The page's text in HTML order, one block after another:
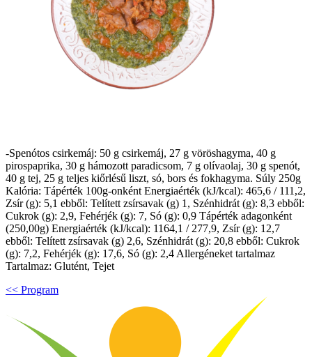
-Spenótos csirkemáj: 50 g csirkemáj, 27 g vöröshagyma, 40 g
pirospaprika, 30 g hámozott paradicsom, 7 g olívaolaj, 30 g spenót,
40 g tej, 25 g teljes kiőrlésű liszt, só, bors és fokhagyma. Súly 250g
Kalória: Tápérték 100g-onként Energiaérték (kJ/kcal): 465,6 / 111,2,
Zsír (g): 5,1 ebből: Telített zsírsavak (g) 1, Szénhidrát (g): 8,3 ebből:
Cukrok (g): 2,9, Fehérjék (g): 7, Só (g): 0,9 Tápérték adagonként
(250,00g) Energiaérték (kJ/kcal): 1164,1 / 277,9, Zsír (g): 12,7
ebből: Telített zsírsavak (g) 2,6, Szénhidrát (g): 20,8 ebből: Cukrok
(g): 7,2, Fehérjék (g): 17,6, Só (g): 2,4 Allergéneket tartalmaz
Tartalmaz: Glutént, Tejet
<< Program